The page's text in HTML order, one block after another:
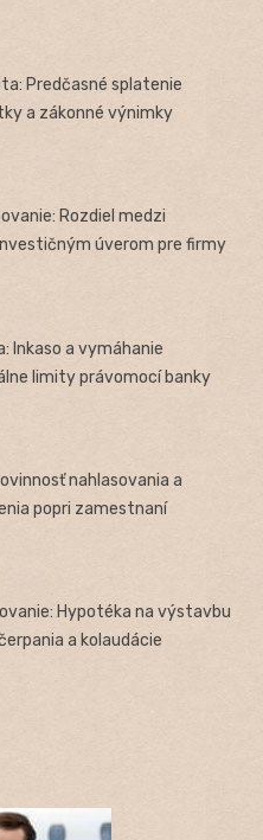
Predčasné splatenie
a zákonné výnimky
Rozdiel medzi
úverom pre firmy
Inkaso a vymáhanie
limity právomocí banky
nahlasovania a
popri zamestnaní
Hypotéka na výstavbu
a kolaudácie